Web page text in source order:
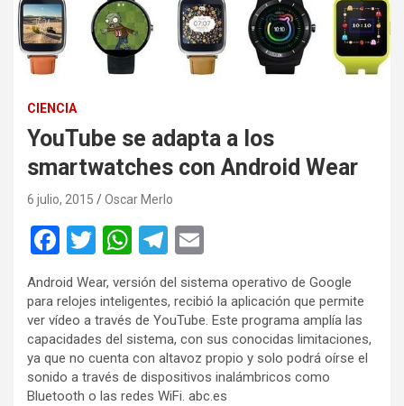
CIENCIA
YouTube se adapta a los
smartwatches con Android Wear
6 julio, 2015 Oscar Merlo
F
a
ce
b
o
o
T
tt
er
W
h
at
s
A
p
T
el
e
gr
a
m
ail
Android Wear, versión del sistema operativo de Google
para relojes inteligentes, recibió la aplicación que permite
ver vídeo a través de YouTube. Este programa amplía las
capacidades del sistema, con sus conocidas limitaciones,
ya que no cuenta con altavoz propio y solo podrá oírse el
sonido a través de dispositivos inalámbricos como
Bluetooth o las redes WiFi. abc.es